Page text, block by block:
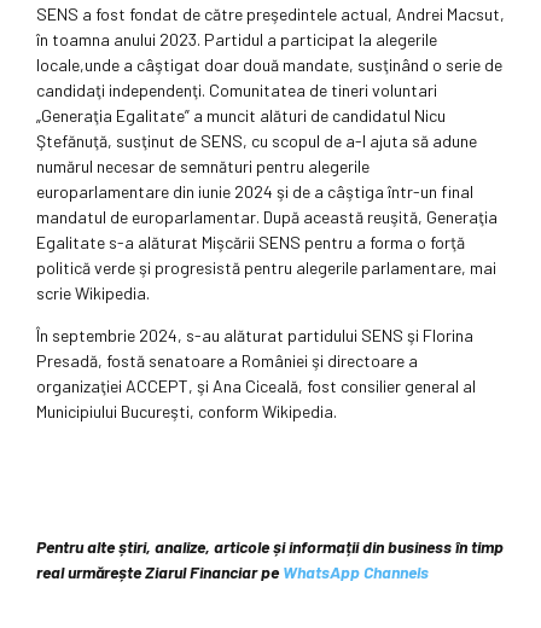
SENS a fost fondat de către preşedintele actual, Andrei Macsut,
în toamna anului 2023. Partidul a participat la alegerile
locale,unde a câştigat doar două mandate, susţinând o serie de
candidaţi independenţi. Comunitatea de tineri voluntari
„Generaţia Egalitate” a muncit alături de candidatul Nicu
Ştefănuţă, susţinut de SENS, cu scopul de a-l ajuta să adune
numărul necesar de semnături pentru alegerile
europarlamentare din iunie 2024 şi de a câştiga într-un final
mandatul de europarlamentar. După această reuşită, Generaţia
Egalitate s-a alăturat Mişcării SENS pentru a forma o forţă
politică verde şi progresistă pentru alegerile parlamentare, mai
scrie Wikipedia.
În septembrie 2024, s-au alăturat partidului SENS şi Florina
Presadă, fostă senatoare a României şi directoare a
organizaţiei ACCEPT, şi Ana Ciceală, fost consilier general al
Municipiului Bucureşti, conform Wikipedia.
Pentru alte știri, analize, articole și informații din business în timp
real urmărește Ziarul Financiar pe WhatsApp Channels